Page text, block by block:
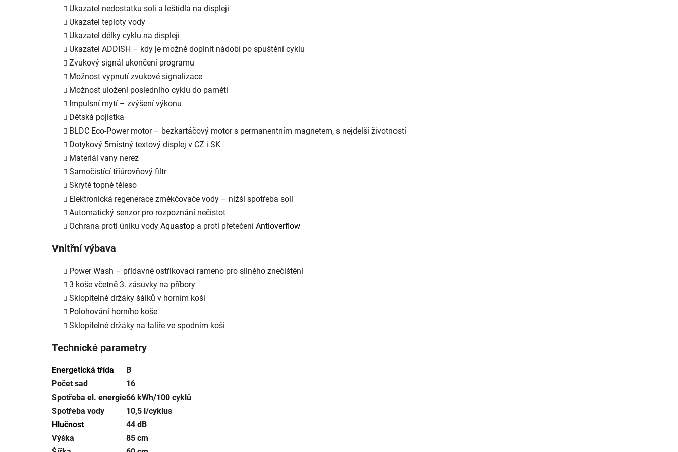
Ukazatel nedostatku soli a leštidla na displeji
Ukazatel teploty vody
Ukazatel délky cyklu na displeji
Ukazatel ADDISH – kdy je možné doplnit nádobí po spuštění cyklu
Zvukový signál ukončení programu
Možnost vypnutí zvukové signalizace
Možnost uložení posledního cyklu do paměti
Impulsní mytí – zvýšení výkonu
Dětská pojistka
BLDC Eco-Power motor – bezkartáčový motor s permanentním magnetem, s nejdelší životností
Dotykový 5místný textový displej v CZ i SK
Materiál vany nerez
Samočistící tříúrovňový filtr
Skryté topné těleso
Elektronická regenerace změkčovače vody – nižší spotřeba soli
Automatický senzor pro rozpoznání nečistot
Ochrana proti úniku vody Aquastop a proti přetečení Antioverflow
Vnitřní výbava
Power Wash – přídavné ostřikovací rameno pro silného znečištění
3 koše včetně 3. zásuvky na příbory
Sklopitelné držáky šálků v horním koši
Polohování horního koše
Sklopitelné držáky na talíře ve spodním koši
Technické parametry
Energetická třída
B
Počet sad
16
Spotřeba el. energie66 kWh/100 cyklů
Spotřeba vody
10,5 l/cyklus
Hlučnost
44 dB
Výška
85 cm